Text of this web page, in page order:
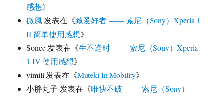
感想》
微風发表在《致爱好者 —— 索尼（Sony）Xperia 1
II 简单使用感想》
Sonee发表在《生不逢时 —— 索尼（Sony）Xperia
1 IV 使用感想》
yimili发表在《Muteki In Mobility》
小胖丸子 发表在《唯快不破 —— 索尼（Sony）